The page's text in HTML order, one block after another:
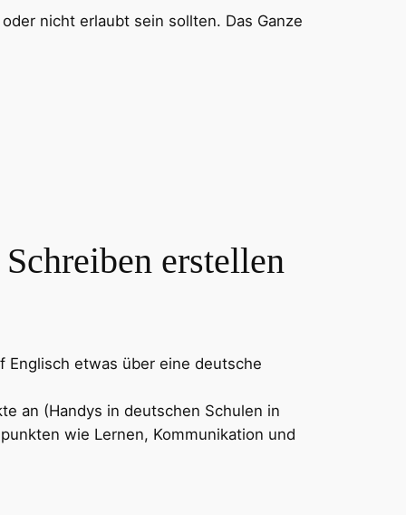
nicht erlaubt sein sollten. Das Ganze
erstellen
Englisch etwas über eine deutsche
an (Handys in deutschen Schulen in
wie Lernen, Kommunikation und